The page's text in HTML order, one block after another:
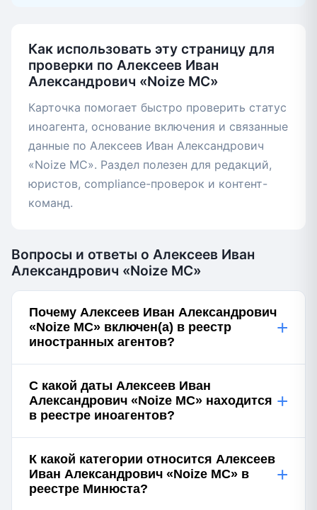
Как использовать эту страницу для
проверки по Алексеев Иван
Александрович «Noize MC»
Карточка помогает быстро проверить статус
иноагента, основание включения и связанные
данные по Алексеев Иван Александрович
«Noize MC». Раздел полезен для редакций,
юристов, compliance-проверок и контент-
команд.
Вопросы и ответы о Алексеев Иван
Александрович «Noize MC»
Почему Алексеев Иван Александрович
«Noize MC» включен(а) в реестр
иностранных агентов?
+
С какой даты Алексеев Иван
Александрович «Noize MC» находится
в реестре иноагентов?
+
К какой категории относится Алексеев
Иван Александрович «Noize MC» в
реестре Минюста?
+